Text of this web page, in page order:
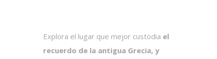
Explora el lugar que mejor custodia el
recuerdo de la antigua Grecia, y